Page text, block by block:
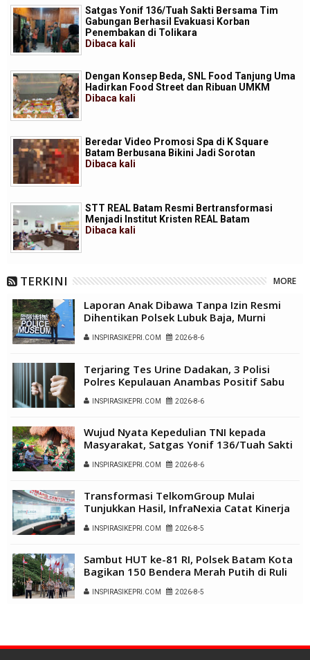
Satgas Yonif 136/Tuah Sakti Bersama Tim
Gabungan Berhasil Evakuasi Korban
Penembakan di Tolikara
Dibaca kali
Dengan Konsep Beda, SNL Food Tanjung Uma
Hadirkan Food Street dan Ribuan UMKM
Dibaca kali
Beredar Video Promosi Spa di K Square
Batam Berbusana Bikini Jadi Sorotan
Dibaca kali
STT REAL Batam Resmi Bertransformasi
Menjadi Institut Kristen REAL Batam
Dibaca kali
TERKINI MORE
Laporan Anak Dibawa Tanpa Izin Resmi
Dihentikan Polsek Lubuk Baja, Murni
INSPIRASIKEPRI.COM 2026-8-6
Terjaring Tes Urine Dadakan, 3 Polisi
Polres Kepulauan Anambas Positif Sabu
INSPIRASIKEPRI.COM 2026-8-6
Wujud Nyata Kepedulian TNI kepada
Masyarakat, Satgas Yonif 136/Tuah Sakti
Kalome
INSPIRASIKEPRI.COM 2026-8-6
Transformasi TelkomGroup Mulai
Tunjukkan Hasil, InfraNexia Catat Kinerja
Nasional
INSPIRASIKEPRI.COM 2026-8-5
Sambut HUT ke-81 RI, Polsek Batam Kota
Bagikan 150 Bendera Merah Putih di Ruli
INSPIRASIKEPRI.COM 2026-8-5